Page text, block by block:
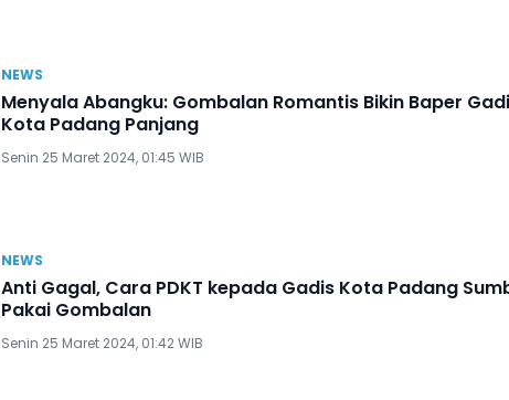
NEWS
Menyala Abangku: Gombalan Romantis Bikin Baper
Kota Padang Panjang
Senin 25 Maret 2024, 01:45 WIB
NEWS
Anti Gagal, Cara PDKT kepada Gadis Kota Padang
Pakai Gombalan
Senin 25 Maret 2024, 01:42 WIB